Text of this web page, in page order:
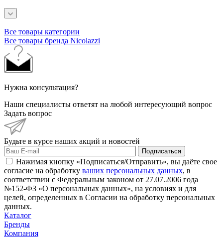
Все товары категории
Все товары бренда Nicolazzi
Нужна консультация?
Наши специалисты ответят на любой интересующий вопрос
Задать вопрос
Будьте в курсе наших акций и новостей
Подписаться
Нажимая кнопку «Подписаться/Отправить», вы даёте свое
согласие на обработку ваших персональных данных, в
соответствии с Федеральным законом от 27.07.2006 года
№152-ФЗ «О персональных данных», на условиях и для
целей, определенных в Согласии на обработку персональных
данных.
Каталог
Бренды
Компания